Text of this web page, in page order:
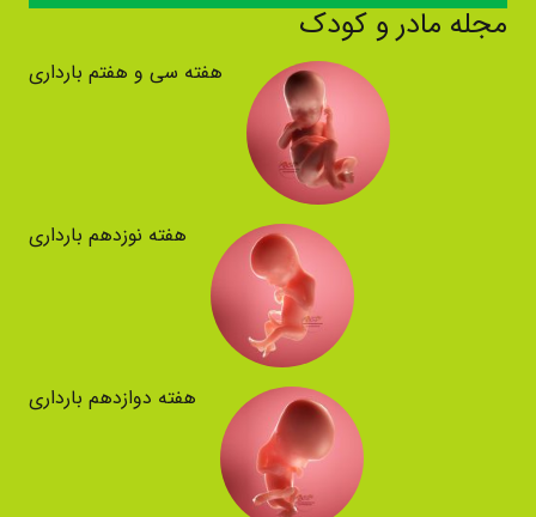
مجله مادر و کودک
هفته سی و هفتم بارداری
هفته نوزدهم بارداری
هفته دوازدهم بارداری